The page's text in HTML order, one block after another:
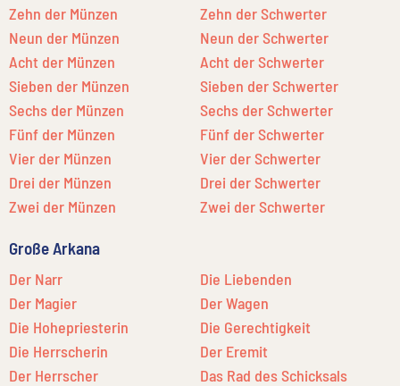
Zehn der Münzen
Neun der Münzen
Acht der Münzen
Sieben der Münzen
Sechs der Münzen
Fünf der Münzen
Vier der Münzen
Drei der Münzen
Zwei der Münzen
Zehn der Schwerter
Neun der Schwerter
Acht der Schwerter
Sieben der Schwerter
Sechs der Schwerter
Fünf der Schwerter
Vier der Schwerter
Drei der Schwerter
Zwei der Schwerter
Große Arkana
Der Narr
Der Magier
Die Hohepriesterin
Die Herrscherin
Der Herrscher
Die Liebenden
Der Wagen
Die Gerechtigkeit
Der Eremit
Das Rad des Schicksals